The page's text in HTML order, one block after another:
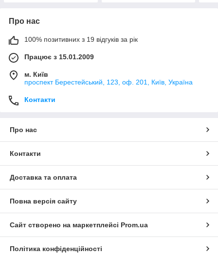
Про нас
100% позитивних з 19 відгуків за рік
Працює з 15.01.2009
м. Київ
проспект Берестейський, 123, оф. 201, Київ, Україна
Контакти
Про нас
Контакти
Доставка та оплата
Повна версія сайту
Сайт створено на маркетплейсі Prom.ua
Політика конфіденційності